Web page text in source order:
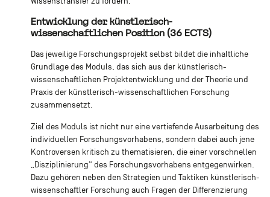
Entwicklung der künstlerisch-
wissenschaftlichen Position (36 ECTS)
Das jeweilige Forschungsprojekt selbst bildet die inhaltliche
Grundlage des Moduls, das sich aus der künstlerisch-
wissenschaftlichen Projektentwicklung und der Theorie und
Praxis der künstlerisch-wissenschaftlichen Forschung
zusammensetzt.
Ziel des Moduls ist nicht nur eine vertiefende Ausarbeitung des
individuellen Forschungsvorhabens, sondern dabei auch jene
Kontroversen kritisch zu thematisieren, die einer vorschnellen
„Disziplinierung“ des Forschungsvorhabens entgegenwirken.
Dazu gehören neben den Strategien und Taktiken künstlerisch-
wissenschaftler Forschung auch Fragen der Differenzierung